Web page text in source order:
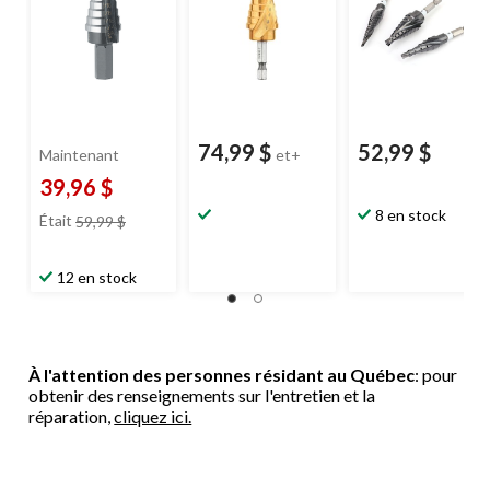
Maintenant
39,96 $
Était 59,99 $
12 en stock
74,99 $ et+ 52,99 $
8 en stock
À l'attention des personnes résidant au Québec: pour
obtenir des renseignements sur l'entretien et la
réparation,cliquez ici.